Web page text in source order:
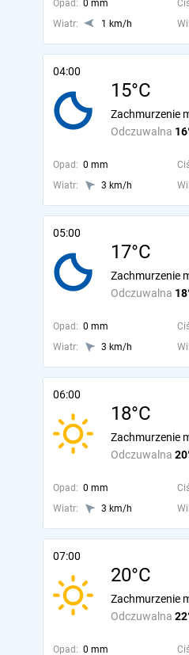
Opad: 0 mm
Wiatr:
1 km/h
04:00
15°C
Odczuwalna
Zachmurzenie
Opad: 0 mm
Wiatr:
3 km/h
05:00
17°C
Odczuwalna
Zachmurzenie
Opad: 0 mm
Wiatr:
3 km/h
06:00
18°C
Odczuwalna
Zachmurzenie
Opad: 0 mm
Wiatr:
3 km/h
07:00
20°C
Odczuwalna
Zachmurzenie
Opad: 0 mm